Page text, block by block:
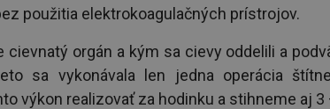
použitia elektrokoagulačných prístrojov.
cievnatý orgán a kým sa cievy oddelili a
sa vykonávala len jedna operácia
výkon realizovať za hodinku a stihneme aj 3